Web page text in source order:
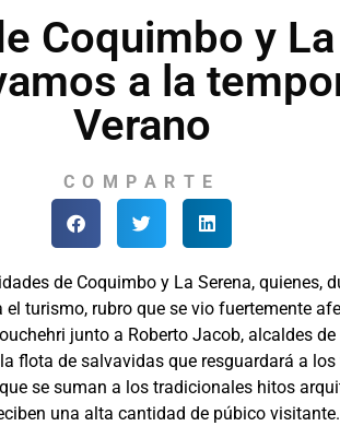
Coquimbo y
a la
Verano
COMPARTE
de Coquimbo y La Serena, quienes,
turismo, rubro que se vio fuertemente
junto a Roberto Jacob, alcaldes
flota de salvavidas que resguardará a
se suman a los tradicionales hitos
una alta cantidad de púbico visitante.